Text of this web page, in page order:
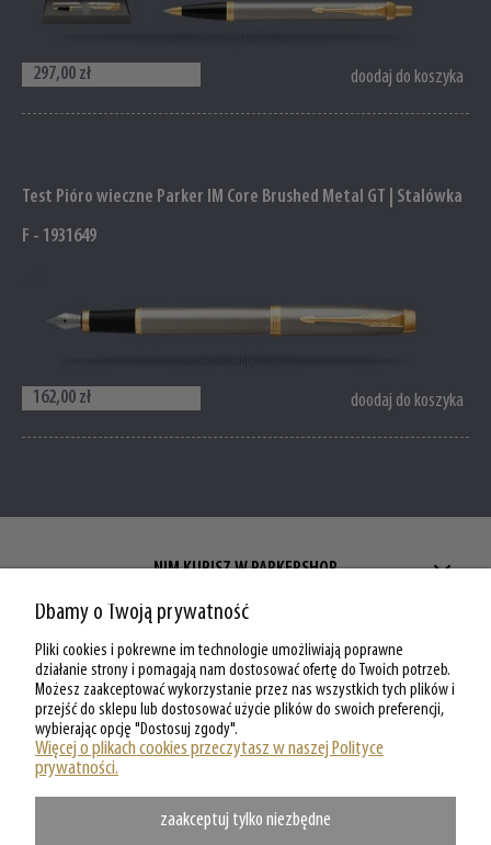
297,00 zł doodaj do koszyka
Test Pióro wieczne Parker IM Core Brushed Metal GT | Stalówka
F - 1931649
162,00 zł doodaj do koszyka
NIM KUPISZ W PARKERSHOP
ZAKUPY W PARKERSHOP
MOJE KONTO W PARKERSHOP
O PARKERSHOP
Dbamy o Twoją prywatność
Pliki cookies i pokrewne im technologie umożliwiają poprawne
działanie strony i pomagają nam dostosować ofertę do Twoich potrzeb.
Możesz zaakceptować wykorzystanie przez nas wszystkich tych plików i
przejść do sklepu lub dostosować użycie plików do swoich preferencji,
wybierając opcję "Dostosuj zgody".
Więcej o plikach cookies przeczytasz w naszej Polityce
prywatności.
zaakceptuj tylko niezbędne